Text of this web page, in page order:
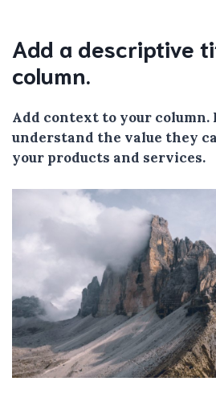
Add a descriptive
column.
Add context to your
understand the value they
your products and services.